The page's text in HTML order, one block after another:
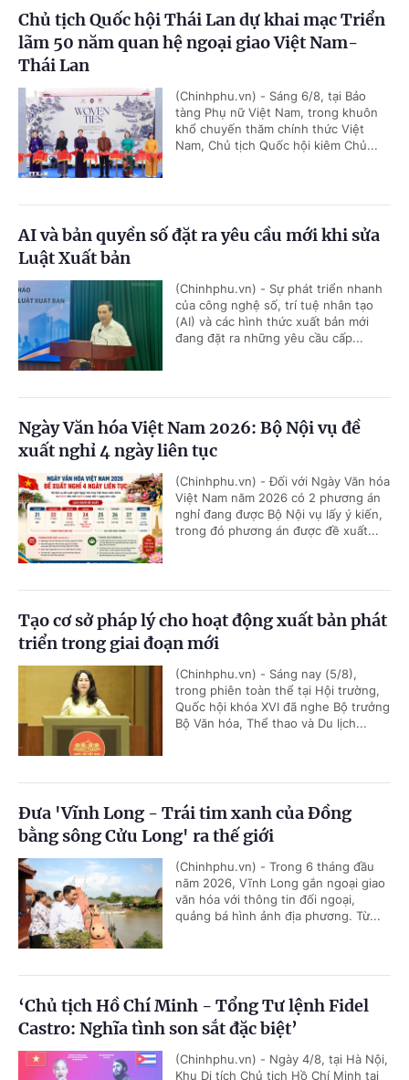
Chủ tịch Quốc hội Thái Lan dự khai mạc Triển
lãm 50 năm quan hệ ngoại giao Việt Nam-
Thái Lan
(Chinhphu.vn) - Sáng 6/8, tại Bảo
tàng Phụ nữ Việt Nam, trong khuôn
khổ chuyến thăm chính thức Việt
Nam, Chủ tịch Quốc hội kiêm Chủ...
AI và bản quyền số đặt ra yêu cầu mới khi sửa
Luật Xuất bản
(Chinhphu.vn) - Sự phát triển nhanh
của công nghệ số, trí tuệ nhân tạo
(AI) và các hình thức xuất bản mới
đang đặt ra những yêu cầu cấp...
Ngày Văn hóa Việt Nam 2026: Bộ Nội vụ đề
xuất nghỉ 4 ngày liên tục
(Chinhphu.vn) - Đối với Ngày Văn hóa
Việt Nam năm 2026 có 2 phương án
nghỉ đang được Bộ Nội vụ lấy ý kiến,
trong đó phương án được đề xuất...
Tạo cơ sở pháp lý cho hoạt động xuất bản phát
triển trong giai đoạn mới
(Chinhphu.vn) - Sáng nay (5/8),
trong phiên toàn thể tại Hội trường,
Quốc hội khóa XVI đã nghe Bộ trưởng
Bộ Văn hóa, Thể thao và Du lịch...
Đưa 'Vĩnh Long - Trái tim xanh của Đồng
bằng sông Cửu Long' ra thế giới
(Chinhphu.vn) - Trong 6 tháng đầu
năm 2026, Vĩnh Long gắn ngoại giao
văn hóa với thông tin đối ngoại,
quảng bá hình ảnh địa phương. Từ...
‘Chủ tịch Hồ Chí Minh - Tổng Tư lệnh Fidel
Castro: Nghĩa tình son sắt đặc biệt’
(Chinhphu.vn) - Ngày 4/8, tại Hà Nội,
Khu Di tích Chủ tịch Hồ Chí Minh tại